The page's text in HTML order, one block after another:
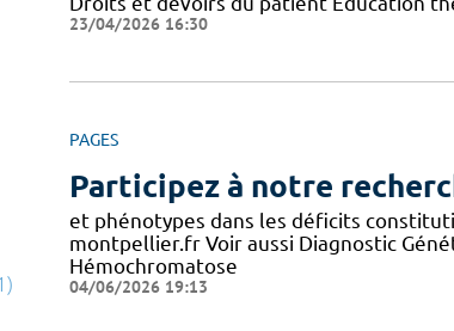
23/04/2026 16:30
PAGES
Participez à notre
et phénotypes dans les déficits
montpellier.fr Voir aussi Diagnostic
Hémochromatose
04/06/2026 19:13